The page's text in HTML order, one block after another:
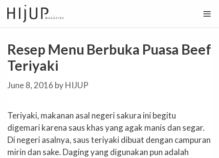
Skip
to
content
Resep Menu Berbuka Puasa Beef
Teriyaki
June 8, 2016 byHIJUP
Teriyaki, makanan asal negeri sakura ini begitu
digemari karena saus khas yang agak manis dan segar.
Di negeri asalnya, saus teriyaki dibuat dengan campuran
mirin dan sake. Daging yang digunakan pun adalah